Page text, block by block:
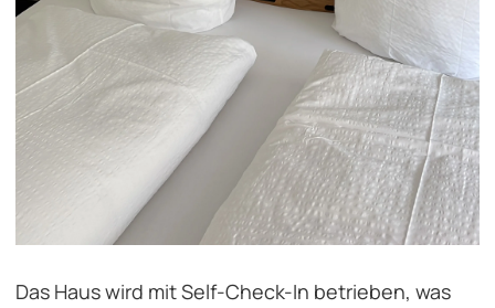
Das Haus wird mit Self-Check-In betrieben, was